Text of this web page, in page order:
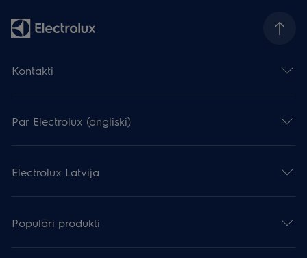
Kontakti
Par Electrolux (angliski)
Electrolux Latvija
Populāri produkti